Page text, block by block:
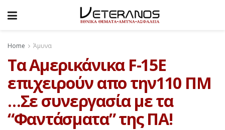
Home Άμυνα
Τα Αμερικάνικα F-15E
επιχειρούν απο την110 ΠΜ
…Σε συνεργασία με τα
“Φαντάσματα” της ΠΑ!